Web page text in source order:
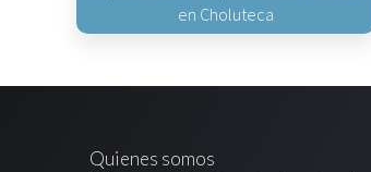
en Choluteca
Quienes somos